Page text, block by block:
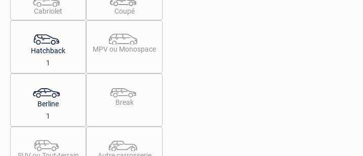
Cabriolet Coupé
Hatchback
1
MPV ou Monospace
Berline
1
Break